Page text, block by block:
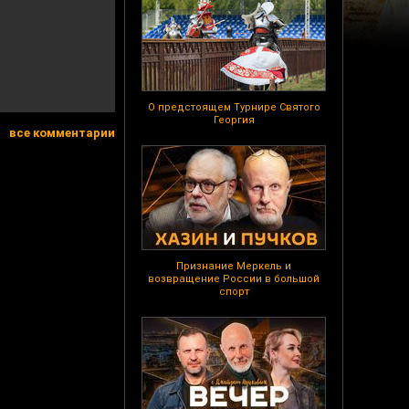
О предстоящем Турнире Святого
Георгия
Признание Меркель и
возвращение России в большой
спорт
все комментарии